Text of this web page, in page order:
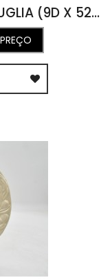
ROLO DE MACARRAO LINHA PUGLIA (9D X 52A)